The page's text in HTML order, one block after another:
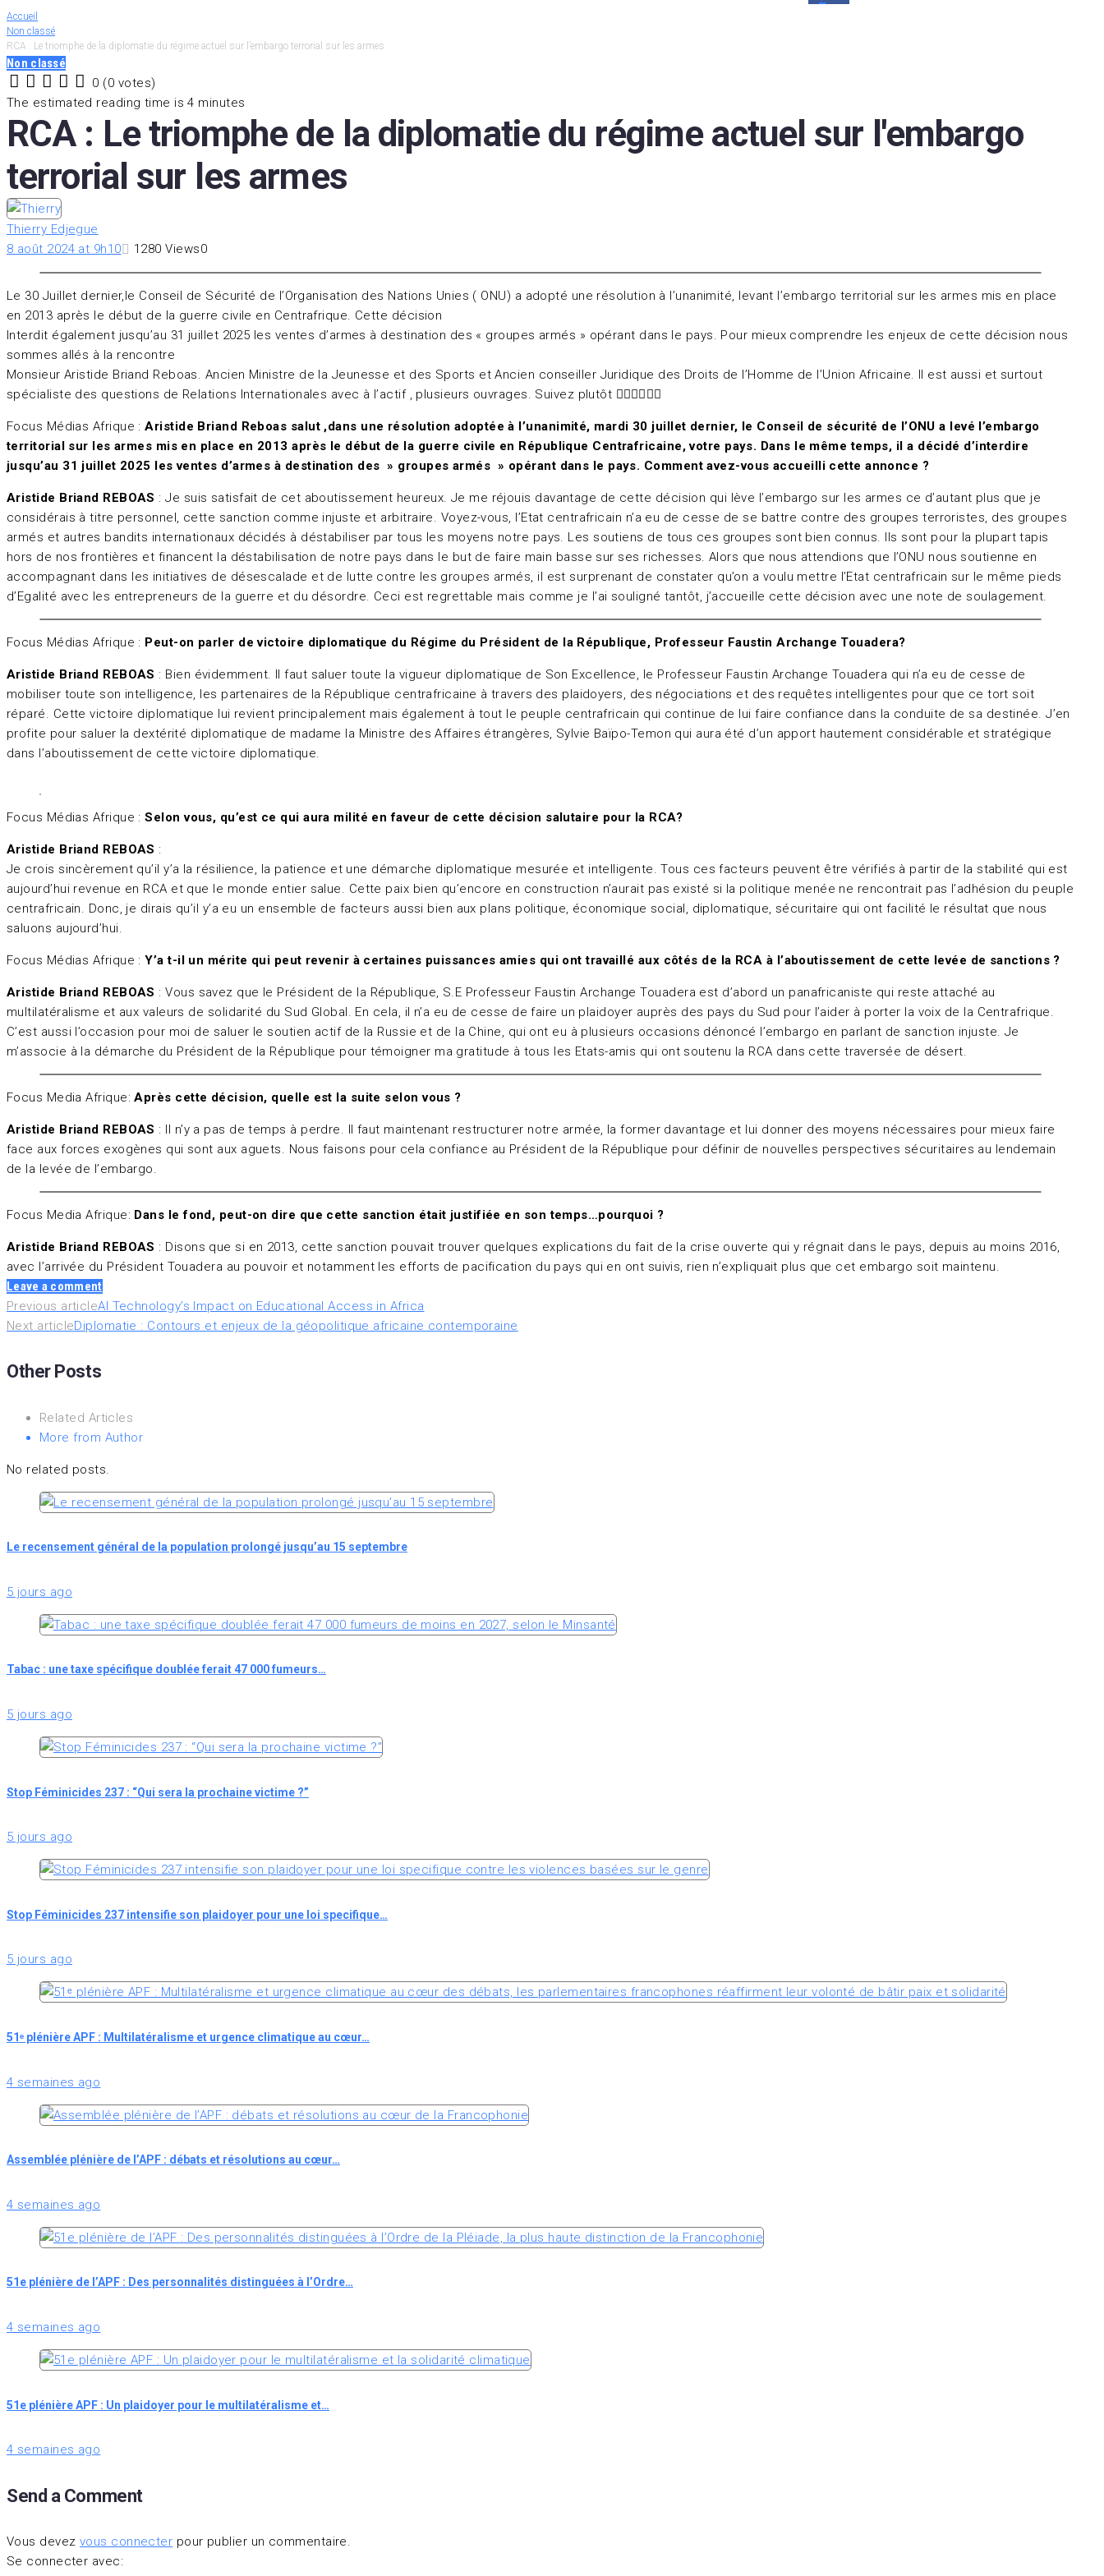
Accueil
Non classé
RCA : Le triomphe de la diplomatie du régime actuel sur l’embargo terrorial sur les armes
Non classé
5
4
3
2
1
0 (0 votes)
The estimated reading time is 4 minutes
RCA : Le triomphe de la diplomatie du régime actuel sur l'embargo
terrorial sur les armes
Thierry Edjegue
8 août 2024 at 9h10
1280 Views0
Le 30 Juillet dernier,le Conseil de Sécurité de l’Organisation des Nations Unies ( ONU) a adopté une résolution à l’unanimité, levant l’embargo territorial sur les armes mis en place
en 2013 après le début de la guerre civile en Centrafrique. Cette décision
Interdit également jusqu’au 31 juillet 2025 les ventes d’armes à destination des « groupes armés » opérant dans le pays. Pour mieux comprendre les enjeux de cette décision nous
sommes allés à la rencontre
Monsieur Aristide Briand Reboas. Ancien Ministre de la Jeunesse et des Sports et Ancien conseiller Juridique des Droits de l’Homme de l’Union Africaine. Il est aussi et surtout
spécialiste des questions de Relations Internationales avec à l’actif , plusieurs ouvrages. Suivez plutôt 👇🏽👇🏽👇🏽
Focus Médias Afrique :Aristide Briand Reboas salut ,dans une résolution adoptée à l’unanimité, mardi 30 juillet dernier, le Conseil de sécurité de l’ONU a levé l’embargo
territorial sur les armes mis en place en 2013 après le début de la guerre civile en République Centrafricaine, votre pays. Dans le même temps, il a décidé d’interdire
jusqu’au 31 juillet 2025 les ventes d’armes à destination des » groupes armés » opérant dans le pays. Comment avez-vous accueilli cette annonce ?
Aristide Briand REBOAS : Je suis satisfait de cet aboutissement heureux. Je me réjouis davantage de cette décision qui lève l’embargo sur les armes ce d’autant plus que je
considérais à titre personnel, cette sanction comme injuste et arbitraire. Voyez-vous, l’Etat centrafricain n’a eu de cesse de se battre contre des groupes terroristes, des groupes
armés et autres bandits internationaux décidés à déstabiliser par tous les moyens notre pays. Les soutiens de tous ces groupes sont bien connus. Ils sont pour la plupart tapis
hors de nos frontières et financent la déstabilisation de notre pays dans le but de faire main basse sur ses richesses. Alors que nous attendions que l’ONU nous soutienne en
accompagnant dans les initiatives de désescalade et de lutte contre les groupes armés, il est surprenant de constater qu’on a voulu mettre l’Etat centrafricain sur le même pieds
d’Egalité avec les entrepreneurs de la guerre et du désordre. Ceci est regrettable mais comme je l’ai souligné tantôt, j’accueille cette décision avec une note de soulagement.
Focus Médias Afrique : Peut-on parler de victoire diplomatique du Régime du Président de la République, Professeur Faustin Archange Touadera?
Aristide Briand REBOAS : Bien évidemment. Il faut saluer toute la vigueur diplomatique de Son Excellence, le Professeur Faustin Archange Touadera qui n’a eu de cesse de
mobiliser toute son intelligence, les partenaires de la République centrafricaine à travers des plaidoyers, des négociations et des requêtes intelligentes pour que ce tort soit
réparé. Cette victoire diplomatique lui revient principalement mais également à tout le peuple centrafricain qui continue de lui faire confiance dans la conduite de sa destinée. J’en
profite pour saluer la dextérité diplomatique de madame la Ministre des Affaires étrangères, Sylvie Baïpo-Temon qui aura été d’un apport hautement considérable et stratégique
dans l’aboutissement de cette victoire diplomatique.
Focus Médias Afrique :Selon vous, qu’est ce qui aura milité en faveur de cette décision salutaire pour la RCA?
Aristide Briand REBOAS :
Je crois sincèrement qu’il y’a la résilience, la patience et une démarche diplomatique mesurée et intelligente. Tous ces facteurs peuvent être vérifiés à partir de la stabilité qui est
aujourd’hui revenue en RCA et que le monde entier salue. Cette paix bien qu’encore en construction n’aurait pas existé si la politique menée ne rencontrait pas l’adhésion du peuple
centrafricain. Donc, je dirais qu’il y’a eu un ensemble de facteurs aussi bien aux plans politique, économique social, diplomatique, sécuritaire qui ont facilité le résultat que nous
saluons aujourd’hui.
Focus Médias Afrique :Y’a t-il un mérite qui peut revenir à certaines puissances amies qui ont travaillé aux côtés de la RCA à l’aboutissement de cette levée de sanctions ?
Aristide Briand REBOAS : Vous savez que le Président de la République, S.E Professeur Faustin Archange Touadera est d’abord un panafricaniste qui reste attaché au
multilatéralisme et aux valeurs de solidarité du Sud Global. En cela, il n’a eu de cesse de faire un plaidoyer auprès des pays du Sud pour l’aider à porter la voix de la Centrafrique.
C’est aussi l’occasion pour moi de saluer le soutien actif de la Russie et de la Chine, qui ont eu à plusieurs occasions dénoncé l’embargo en parlant de sanction injuste. Je
m’associe à la démarche du Président de la République pour témoigner ma gratitude à tous les Etats-amis qui ont soutenu la RCA dans cette traversée de désert.
Focus Media Afrique:Après cette décision, quelle est la suite selon vous ?
Aristide Briand REBOAS : Il n’y a pas de temps à perdre. Il faut maintenant restructurer notre armée, la former davantage et lui donner des moyens nécessaires pour mieux faire
face aux forces exogènes qui sont aux aguets. Nous faisons pour cela confiance au Président de la République pour définir de nouvelles perspectives sécuritaires au lendemain
de la levée de l’embargo.
Focus Media Afrique: Dans le fond, peut-on dire que cette sanction était justifiée en son temps…pourquoi ?
Aristide Briand REBOAS : Disons que si en 2013, cette sanction pouvait trouver quelques explications du fait de la crise ouverte qui y régnait dans le pays, depuis au moins 2016,
avec l’arrivée du Président Touadera au pouvoir et notamment les efforts de pacification du pays qui en ont suivis, rien n’expliquait plus que cet embargo soit maintenu.
Leave a comment
Navigation
l’article
Previous articleAI Technology’s Impact on Educational Access in Africa
Next articleDiplomatie : Contours et enjeux de la géopolitique africaine contemporaine
Other Posts
Related Articles
More from Author
No related posts.
Le recensement général de la population prolongé jusqu’au 15 septembre
5 jours ago
Tabac : une taxe spécifique doublée ferait 47 000 fumeurs…
5 jours ago
Stop Féminicides 237 : “Qui sera la prochaine victime ?”
5 jours ago
Stop Féminicides 237 intensifie son plaidoyer pour une loi specifique…
5 jours ago
51ᵉ plénière APF : Multilatéralisme et urgence climatique au cœur…
4 semaines ago
Assemblée plénière de l’APF : débats et résolutions au cœur…
4 semaines ago
51e plénière de l’APF : Des personnalités distinguées à l’Ordre…
4 semaines ago
51e plénière APF : Un plaidoyer pour le multilatéralisme et…
4 semaines ago
Send a Comment
Vous devez vous connecter pour publier un commentaire.
Se connecter avec: